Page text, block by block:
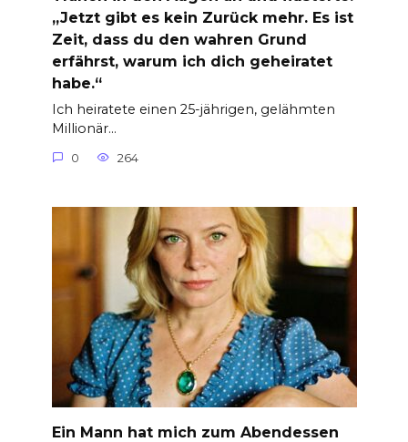
„Jetzt gibt es kein Zurück mehr. Es ist
Zeit, dass du den wahren Grund
erfährst, warum ich dich geheiratet
habe.“
Ich heiratete einen 25-jährigen, gelähmten
Millionär…
0 264
Ein Mann hat mich zum Abendessen